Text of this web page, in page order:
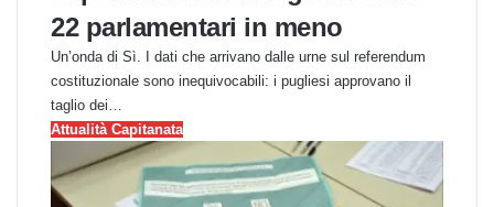
22 parlamentari in meno
Un’onda di Sì. I dati che arrivano dalle urne sul referendum
costituzionale sono inequivocabili: i pugliesi approvano il
taglio dei…
Attualità Capitanata